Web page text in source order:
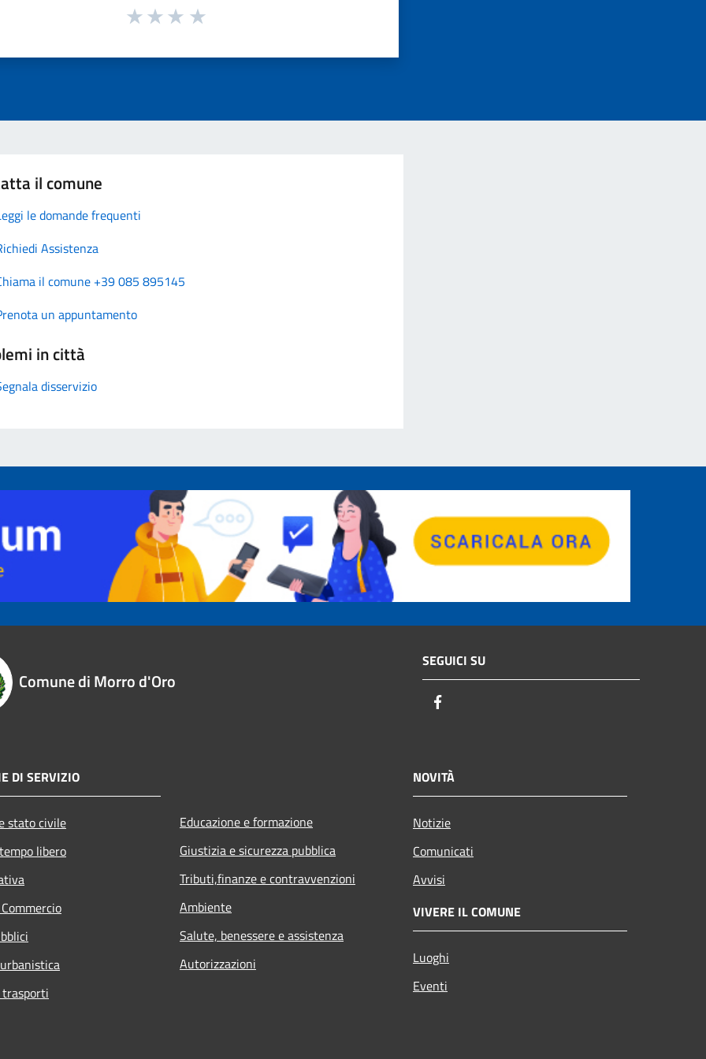
il comune
le domande frequenti
Assistenza
il comune +39 085 895145
un appuntamento
in città
disservizio
Comune di Morro d'Oro
SEGUICI SU
DI SERVIZIO
stato civile
libero
Educazione e formazione
Giustizia e sicurezza pubblica
Tributi,finanze e contravvenzioni
Ambiente
Salute, benessere e assistenza
Autorizzazioni
NOVITÀ
Notizie
Comunicati
Avvisi
VIVERE IL COMUNE
Luoghi
Eventi